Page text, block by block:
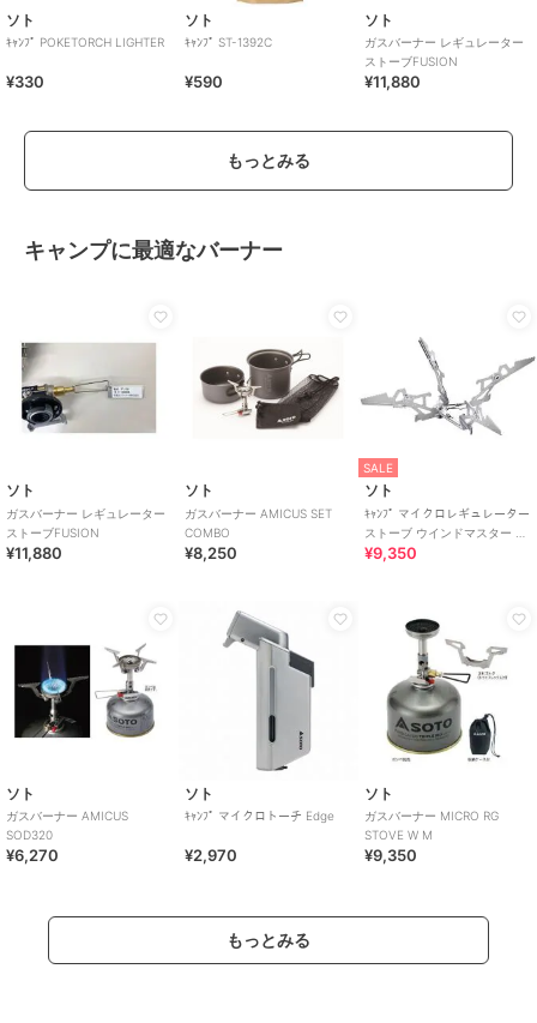
ソト
ｷｬﾝﾌﾟ POKETORCH LIGHTER
¥330
ソト
ｷｬﾝﾌﾟ ST-1392C
¥590
ソト
ガスバーナー レギュレーター
ストーブFUSION
¥11,880
もっとみる
キャンプに最適なバーナー
ソト
ガスバーナー レギュレーター
ストーブFUSION
¥11,880
ソト
ガスバーナー AMICUS SET
COMBO
¥8,250
SALE
ソト
ｷｬﾝﾌﾟ マイクロレギュレーター
ストーブ ウインドマスター ト
ライフレックスセット
¥9,350
ソト
ガスバーナー AMICUS
SOD320
¥6,270
ソト
ｷｬﾝﾌﾟ マイクロトーチ Edge
¥2,970
ソト
ガスバーナー MICRO RG
STOVE W M
¥9,350
もっとみる